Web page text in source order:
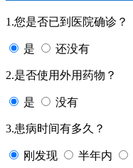
1.您是否已到医院确诊？
是 还没有
2.是否使用外用药物？
是 没有
3.患病时间有多久？
刚发现 半年内